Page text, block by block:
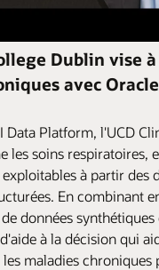
Dublin vise
avec
Data Platform, l'UCD
les soins respiratoires,
à partir des
En combinant
données
à la décision qui
maladies chroniques